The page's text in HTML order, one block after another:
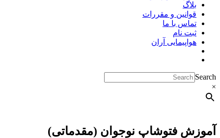
بلاگ
قوانین و مقررات
تماس با ما
ثبت نام
هواپیمایی آران
Search
×
آموزش فتوشاپ نوجوان (مقدماتی)